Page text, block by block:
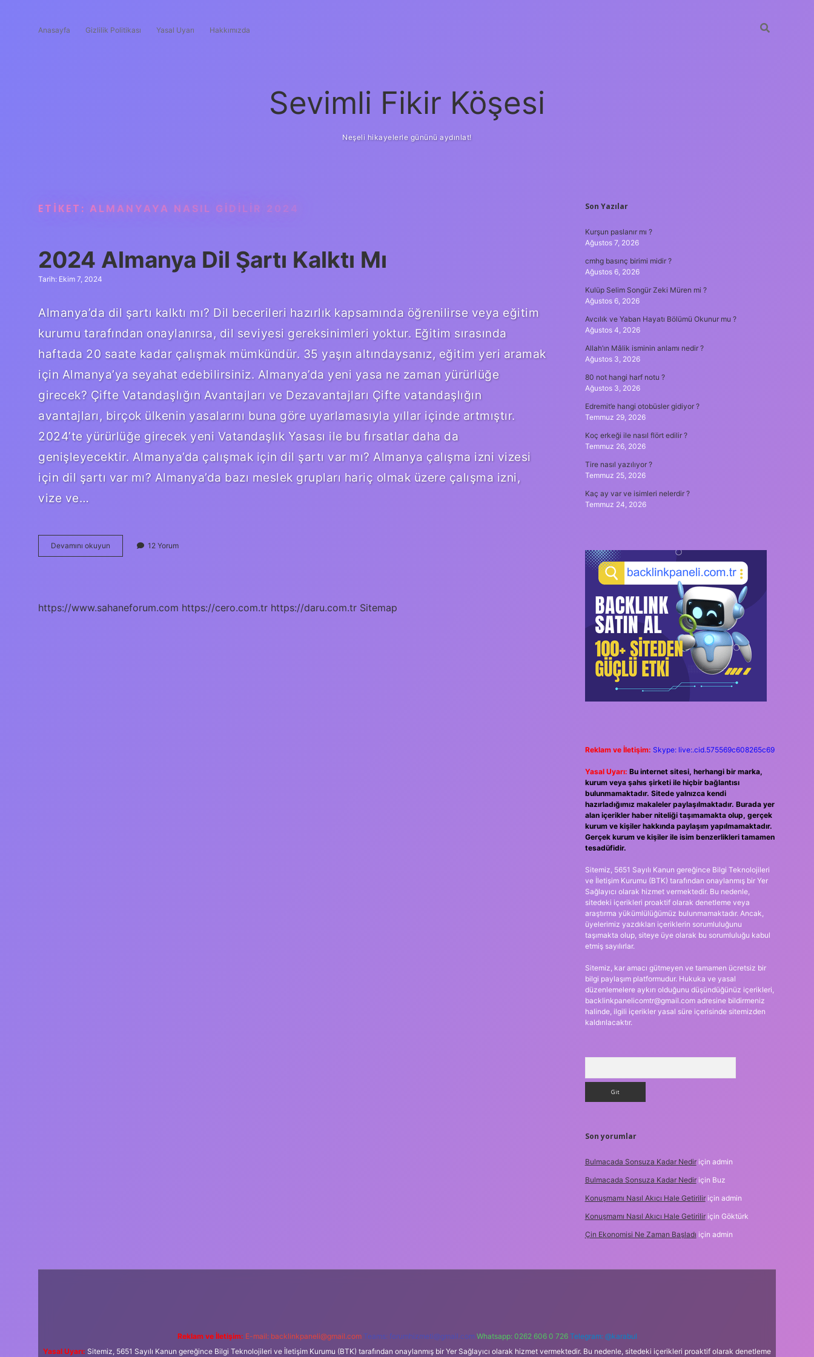
Anasayfa Gizlilik Politikası Yasal Uyarı Hakkımızda
Sevimli Fikir Köşesi
Neşeli hikayelerle gününü aydınlat!
ETIKET: ALMANYAYA NASIL GIDILIR 2024
2024 Almanya Dil Şartı Kalktı Mı
Tarih: Ekim 7, 2024
Almanya’da dil şartı kalktı mı? Dil becerileri hazırlık kapsamında öğrenilirse veya eğitim
kurumu tarafından onaylanırsa, dil seviyesi gereksinimleri yoktur. Eğitim sırasında
haftada 20 saate kadar çalışmak mümkündür. 35 yaşın altındaysanız, eğitim yeri aramak
için Almanya’ya seyahat edebilirsiniz. Almanya’da yeni yasa ne zaman yürürlüğe
girecek? Çifte Vatandaşlığın Avantajları ve Dezavantajları Çifte vatandaşlığın
avantajları, birçok ülkenin yasalarını buna göre uyarlamasıyla yıllar içinde artmıştır.
2024’te yürürlüğe girecek yeni Vatandaşlık Yasası ile bu fırsatlar daha da
genişleyecektir. Almanya’da çalışmak için dil şartı var mı? Almanya çalışma izni vizesi
için dil şartı var mı? Almanya’da bazı meslek grupları hariç olmak üzere çalışma izni,
vize ve…
Devamını okuyun
Almanya
12 Yorum
https://www.sahaneforum.com https://cero.com.tr https://daru.com.tr Sitemap
SIDEBAR
Son Yazılar
Kurşun paslanır mı ?
Ağustos 7, 2026
cmhg basınç birimi midir ?
Ağustos 6, 2026
Kulüp Selim Songür Zeki Müren mi ?
Ağustos 6, 2026
Avcılık ve Yaban Hayatı Bölümü Okunur mu ?
Ağustos 4, 2026
Allah’ın Mâlik isminin anlamı nedir ?
Ağustos 3, 2026
80 not hangi harf notu ?
Ağustos 3, 2026
Edremit’e hangi otobüsler gidiyor ?
Temmuz 29, 2026
Koç erkeği ile nasıl flört edilir ?
Temmuz 26, 2026
Tire nasıl yazılıyor ?
Temmuz 25, 2026
Kaç ay var ve isimleri nelerdir ?
Temmuz 24, 2026
Reklam ve İletişim: Skype: live:.cid.575569c608265c69
Yasal Uyarı: Bu internet sitesi, herhangi bir marka,
kurum veya şahıs şirketi ile hiçbir bağlantısı
bulunmamaktadır. Sitede yalnızca kendi
hazırladığımız makaleler paylaşılmaktadır. Burada yer
alan içerikler haber niteliği taşımamakta olup, gerçek
kurum ve kişiler hakkında paylaşım yapılmamaktadır.
Gerçek kurum ve kişiler ile isim benzerlikleri tamamen
tesadüfidir.
Sitemiz, 5651 Sayılı Kanun gereğince Bilgi Teknolojileri
ve İletişim Kurumu (BTK) tarafından onaylanmış bir Yer
Sağlayıcı olarak hizmet vermektedir. Bu nedenle,
sitedeki içerikleri proaktif olarak denetleme veya
araştırma yükümlülüğümüz bulunmamaktadır. Ancak,
üyelerimiz yazdıkları içeriklerin sorumluluğunu
taşımakta olup, siteye üye olarak bu sorumluluğu kabul
etmiş sayılırlar.
Sitemiz, kar amacı gütmeyen ve tamamen ücretsiz bir
bilgi paylaşım platformudur. Hukuka ve yasal
düzenlemelere aykırı olduğunu düşündüğünüz içerikleri,
backlinkpanelicomtr@gmail.comadresine bildirmeniz
halinde, ilgili içerikler yasal süre içerisinde sitemizden
kaldırılacaktır.
Son yorumlar
Bulmacada Sonsuza Kadar Nediriçin admin
Bulmacada Sonsuza Kadar Nediriçin Buz
Konuşmamı Nasıl Akıcı Hale Getiriliriçin admin
Konuşmamı Nasıl Akıcı Hale Getiriliriçin Göktürk
Çin Ekonomisi Ne Zaman Başladı için admin
Reklam ve İletişim: E-mail: backlinkpaneli@gmail.com Teams: forumhizmeti@gmail.com Whatsapp: 0262 606 0 726 Telegram: @karabul
Yasal Uyarı: Sitemiz, 5651 Sayılı Kanun gereğince Bilgi Teknolojileri ve İletişim Kurumu (BTK) tarafından onaylanmış bir Yer Sağlayıcı olarak hizmet vermektedir. Bu nedenle, sitedeki içerikleri proaktif olarak denetleme